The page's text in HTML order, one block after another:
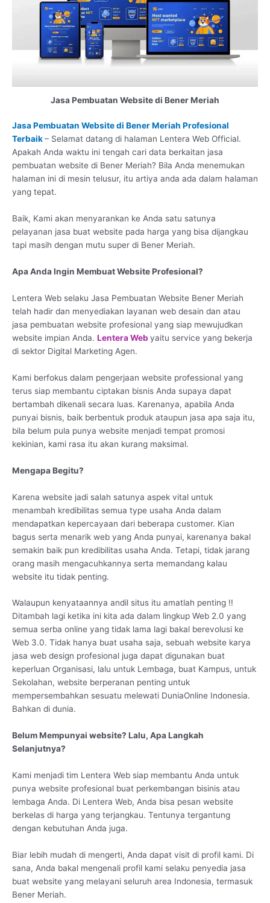
Jasa Pembuatan Website di Bener Meriah
Jasa Pembuatan Website di Bener Meriah Profesional
Terbaik– Selamat datang di halaman Lentera Web Official.
Apakah Anda waktu ini tengah cari data berkaitan jasa
pembuatan website di Bener Meriah? Bila Anda menemukan
halaman ini di mesin telusur, itu artiya anda ada dalam halaman
yang tepat.
Baik, Kami akan menyarankan ke Anda satu satunya
pelayanan jasa buat website pada harga yang bisa dijangkau
tapi masih dengan mutu super di Bener Meriah.
Apa Anda Ingin Membuat Website Profesional?
Lentera Web selaku Jasa Pembuatan Website Bener Meriah
telah hadir dan menyediakan layanan web desain dan atau
jasa pembuatan website profesional yang siap mewujudkan
website impian Anda. Lentera Web yaitu service yang bekerja
di sektor Digital Marketing Agen.
Kami berfokus dalam pengerjaan website professional yang
terus siap membantu ciptakan bisnis Anda supaya dapat
bertambah dikenali secara luas. Karenanya, apabila Anda
punyai bisnis, baik berbentuk produk ataupun jasa apa saja itu,
bila belum pula punya website menjadi tempat promosi
kekinian, kami rasa itu akan kurang maksimal.
Mengapa Begitu?
Karena website jadi salah satunya aspek vital untuk
menambah kredibilitas semua type usaha Anda dalam
mendapatkan kepercayaan dari beberapa customer. Kian
bagus serta menarik web yang Anda punyai, karenanya bakal
semakin baik pun kredibilitas usaha Anda. Tetapi, tidak jarang
orang masih mengacuhkannya serta memandang kalau
website itu tidak penting.
Walaupun kenyataannya andil situs itu amatlah penting !!
Ditambah lagi ketika ini kita ada dalam lingkup Web 2.0 yang
semua serba online yang tidak lama lagi bakal berevolusi ke
Web 3.0. Tidak hanya buat usaha saja, sebuah website karya
jasa web design profesional juga dapat digunakan buat
keperluan Organisasi, lalu untuk Lembaga, buat Kampus, untuk
Sekolahan, website berperanan penting untuk
mempersembahkan sesuatu melewati DuniaOnline Indonesia.
Bahkan di dunia.
Belum Mempunyai website? Lalu, Apa Langkah
Selanjutnya?
Kami menjadi tim Lentera Web siap membantu Anda untuk
punya website profesional buat perkembangan bisinis atau
lembaga Anda. Di Lentera Web, Anda bisa pesan website
berkelas di harga yang terjangkau. Tentunya tergantung
dengan kebutuhan Anda juga.
Biar lebih mudah di mengerti, Anda dapat visit di profil kami. Di
sana, Anda bakal mengenali profil kami selaku penyedia jasa
buat website yang melayani seluruh area Indonesia, termasuk
Bener Meriah.